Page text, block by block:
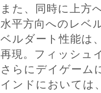
また、同時に上方
水平方向へのレベ
ベルダート性能は
再現。フィッシュ
さらにデイゲーム
インドにおいては